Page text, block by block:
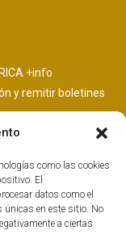
como las cookies
El
datos como el
únicas en este sitio. No
a ciertas
+info
y remitir boletines
+info
al EU
como explicamos